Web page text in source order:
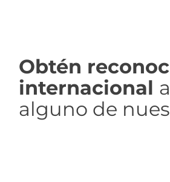
Obtén
internacional
alguno de